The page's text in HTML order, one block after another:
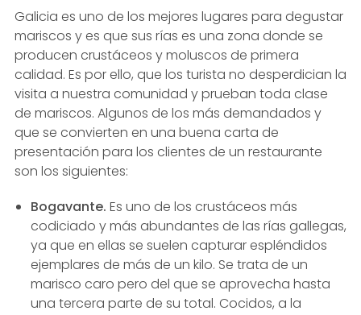
Galicia es uno de los mejores lugares para degustar
mariscos y es que sus rías es una zona donde se
producen crustáceos y moluscos de primera
calidad. Es por ello, que los turista no desperdician la
visita a nuestra comunidad y prueban toda clase
de mariscos. Algunos de los más demandados y
que se convierten en una buena carta de
presentación para los clientes de un restaurante
son los siguientes:
Bogavante. Es uno de los crustáceos más
codiciado y más abundantes de las rías gallegas,
ya que en ellas se suelen capturar espléndidos
ejemplares de más de un kilo. Se trata de un
marisco caro pero del que se aprovecha hasta
una tercera parte de su total. Cocidos, a la